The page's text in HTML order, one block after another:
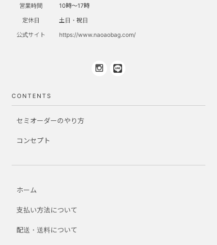
営業時間
10時～17時
定休日
土日・祝日
公式サイト
https://www.naoaobag.com/
CONTENTS
セミオーダーのやり方
コンセプト
ホーム
支払い方法について
配送・送料について